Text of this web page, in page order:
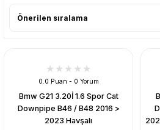
0.0 Puan - 0 Yorum
Bmw G21 3.20İ 1.6 Spor Cat
Downpipe B46 / B48 2016 >
2023 Havşalı